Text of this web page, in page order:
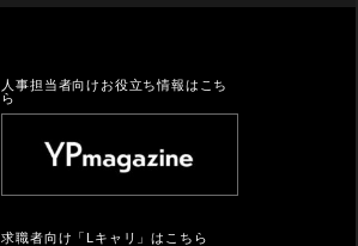
人事担当者向けお役立ち情報はこち
ら
求職者向け「Lキャリ」はこちら